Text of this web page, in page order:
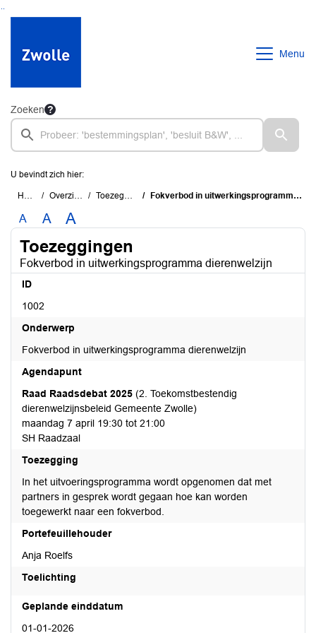
Ga naar de inhoud van deze pagina
Ga naar het zoeken
Ga naar het menu
Menu
Zoeken
U bevindt zich hier:
Home Overzichten Toezeggingen Fokverbod in uitwerkingsprogramma dierenwelzijn
A A A
Toezeggingen
Fokverbod in uitwerkingsprogramma dierenwelzijn
ID
1002
Onderwerp
Fokverbod in uitwerkingsprogramma dierenwelzijn
Agendapunt
Raad Raadsdebat 2025 (2. Toekomstbestendig
dierenwelzijnsbeleid Gemeente Zwolle)
maandag 7 april 19:30 tot 21:00
SH Raadzaal
Toezegging
In het uitvoeringsprogramma wordt opgenomen dat met
partners in gesprek wordt gegaan hoe kan worden
toegewerkt naar een fokverbod.
Portefeuillehouder
Anja Roelfs
Toelichting
Geplande einddatum
01-01-2026